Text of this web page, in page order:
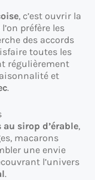
, c’est ouvrir la
préfère les
des accords
toutes les
régulièrement
et
.
sirop d’érable,
macarons
une envie
l’univers
.